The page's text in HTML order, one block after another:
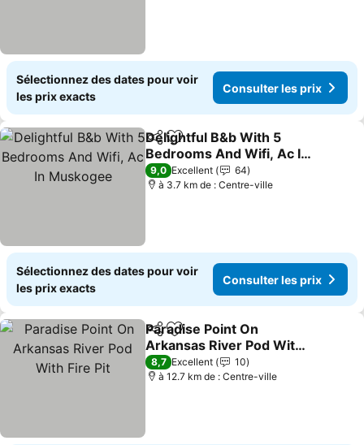
Sélectionnez des dates pour voir
les prix exacts
Consulter les prix
PartagerAjouter à mes favoris
Delightful B&b With 5
Bedrooms And Wifi, Ac In
Muskogee
Consulter les prix
9,0 Excellent
64
à 3.7 km de : Centre-ville
Sélectionnez des dates pour voir
les prix exacts
Consulter les prix
PartagerAjouter à mes favoris
Paradise Point On
Arkansas River Pod With
Fire Pit
Consulter les prix
8,7 Excellent
10
à 12.7 km de : Centre-ville